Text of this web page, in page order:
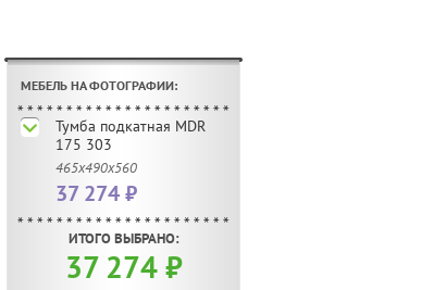
МЕБЕЛЬ НА ФОТОГРАФИИ:
Тумба подкатная MDR
175 303
465х490х560
37 274 ₽
ИТОГО ВЫБРАНО:
37 274 ₽